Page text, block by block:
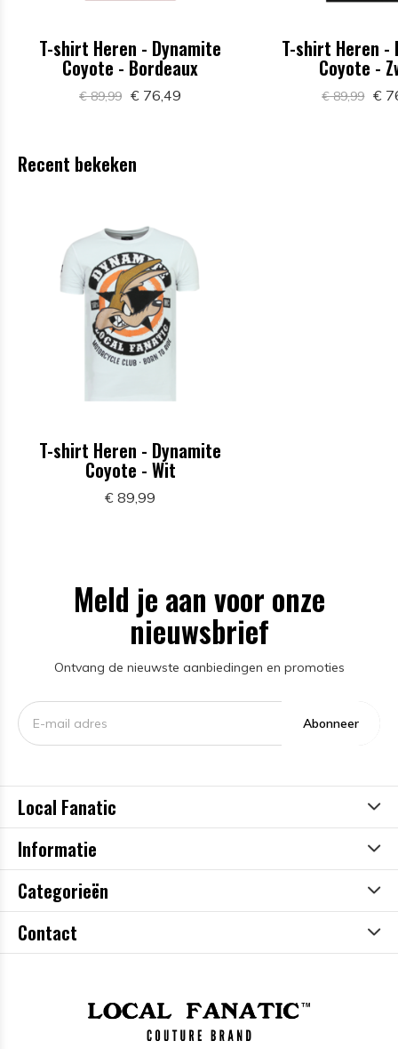
T-shirt Heren - Dynamite
Coyote - Bordeaux
€ 89,99 € 76,49
T-shirt Heren -
Coyote -
€ 89,99 €
Recent bekeken
T-shirt Heren - Dynamite
Coyote - Wit
€ 89,99
Meld je aan voor onze
nieuwsbrief
Ontvang de nieuwste aanbiedingen en promoties
Abonneer
Local Fanatic
Informatie
Categorieën
Contact